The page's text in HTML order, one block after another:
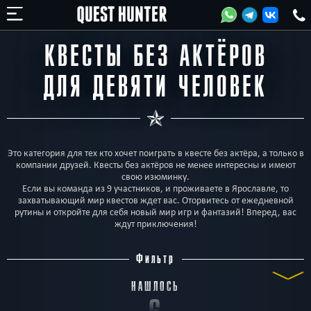
КВЕСТЫ БЕЗ АКТЁРОВ
ДЛЯ ДЕВЯТИ ЧЕЛОВЕК
Это категория для тех кто хочет поиграть в квесте без актёра, а только в
компании друзей. Квесты без актёров не менее интересны и имеют
свою изюминку.
Если вы команда из 9 участников, и проживаете в Ярославле, то
захватывающий мир квестов ждет вас. Оторвитесь от ежедневной
рутины и откройте для себя новый мир игр и фантазий! Вперед, вас
ждут приключения!
Фильтр
НАШЛОСЬ